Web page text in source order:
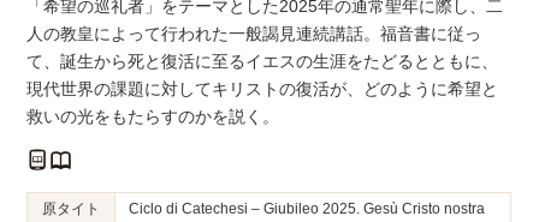
「希望の巡礼者」をテーマとした2025年の通常聖年に際し、二
人の教皇によって行われた一般謁見連続講話。福音書に従っ
て、誕生から死と復活に至るイエスの生涯をたどるとともに、
現代世界の課題に対してキリストの復活が、どのように希望と
救いの光をもたらすのかを説く。
原タイト
Ciclo di Catechesi – Giubileo 2025. Gesù Cristo nostra